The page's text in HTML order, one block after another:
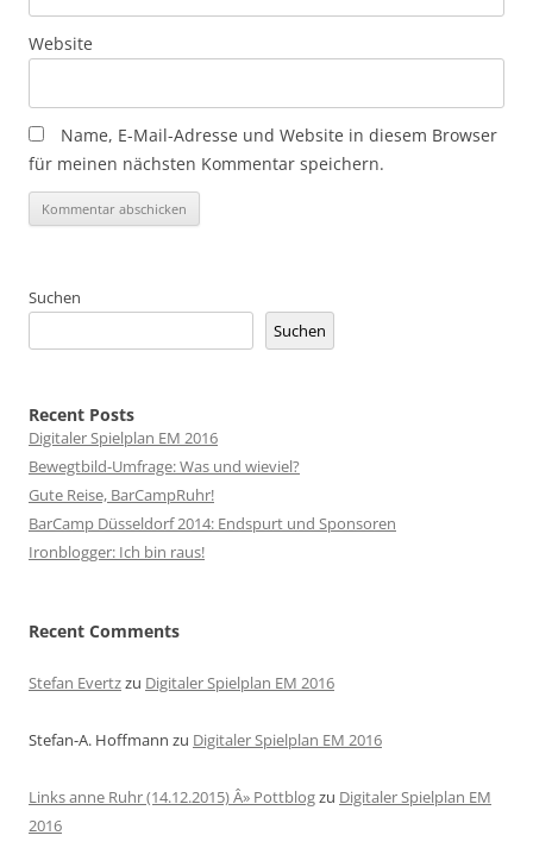
Website
Name, E-Mail-Adresse und Website in diesem Browser
für meinen nächsten Kommentar speichern.
Suchen
Suchen
Recent Posts
Digitaler Spielplan EM 2016
Bewegtbild-Umfrage: Was und wieviel?
Gute Reise, BarCampRuhr!
BarCamp Düsseldorf 2014: Endspurt und Sponsoren
Ironblogger: Ich bin raus!
Recent Comments
Stefan Evertzzu Digitaler Spielplan EM 2016
Stefan-A. Hoffmann zu Digitaler Spielplan EM 2016
Links anne Ruhr (14.12.2015) Â» Pottblogzu Digitaler Spielplan EM
2016